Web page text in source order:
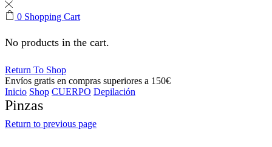
0 Shopping Cart
No products in the cart.
Return To Shop
Envíos gratis en compras superiores a 150€
Inicio Shop CUERPO Depilación
Pinzas
Return to previous page